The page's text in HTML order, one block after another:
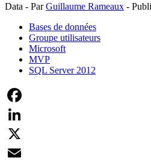
Data - ParGuillaume Rameaux -
Bases de données
Groupe utilisateurs
Microsoft
MVP
SQL Server 2012
Facebook
LinkedIn
X